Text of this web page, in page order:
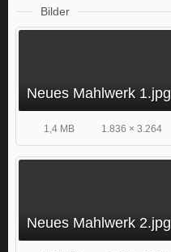
Bilder
Neues Mahlwerk 1.jpg
1,4 MB 1.836 × 3.264
Neues Mahlwerk 2.jpg